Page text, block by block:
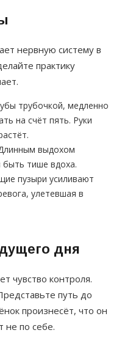
нервную систему в
практику
трубочкой, медленно
на счёт пять. Руки
выдохом
быть тише вдоха.
пузыри усиливают
улетевшая в
дня
чувство контроля.
путь до
произнесёт, что он
не по себе.